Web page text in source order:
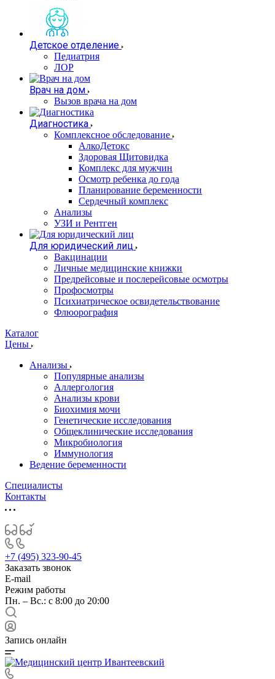
Детское отделение
Педиатрия
ЛОР
Врач на дом
Вызов врача на дом
Диагностика
Комплексное обследование
АлкоДетокс
Здоровая Щитовидка
Комплекс для мужчин
Осмотр ребенка до года
Планирование беременности
Сердечный комплекс
Анализы
УЗИ и Рентген
Для юридический лиц
Вакцинации
Личные медицинские книжки
Предрейсовые и послерейсовые осмотры
Профосмотры
Психиатрическое освидетельствование
Флюорография
Каталог
Цены
Анализы
Популярные анализы
Аллергология
Анализы крови
Биохимия мочи
Генетические исследования
Общеклинические исследования
Микробиология
Иммунология
Ведение беременности
Специалисты
Контакты
+7 (495) 323-90-45
Заказать звонок
E-mail
Режим работы
Пн. – Вс.: с 8:00 до 20:00
Запись онлайн